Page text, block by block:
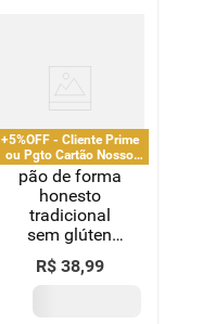
+5%OFF - Cliente Prime
ou Pgto Cartão Nosso
Pay
pão de forma
honesto
tradicional
sem glúten
510 g
R$ 38,99